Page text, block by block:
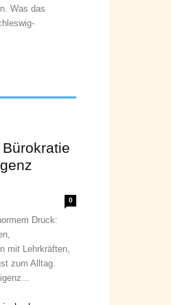
Was das
0
Druck:
mit Lehrkräften,
zum Alltag.